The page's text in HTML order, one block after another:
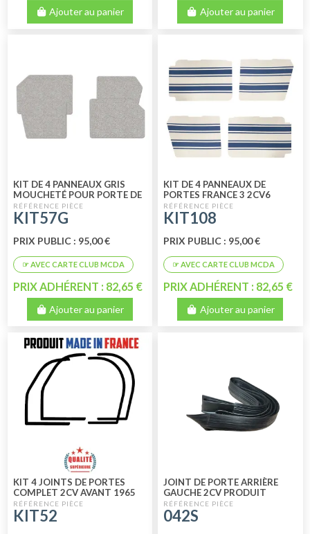
Ajouter au panier Ajouter au panier
KIT DE 4 PANNEAUX GRIS
MOUCHETÉ POUR PORTE DE
2 CV VERSION SUICIDE DE
1948 A 1964
KIT57G
PRIX PUBLIC : 95,00 €
PRIX ADHÉRENT : 82,65 €
Ajouter au panier
KIT DE 4 PANNEAUX DE
PORTES FRANCE 3 2CV6
PETIT MODELE
KIT108
PRIX PUBLIC : 95,00 €
PRIX ADHÉRENT : 82,65 €
Ajouter au panier
KIT 4 JOINTS DE PORTES
COMPLET 2CV AVANT 1965
MADE IN FRANCE
KIT52
JOINT DE PORTE ARRIÈRE
GAUCHE 2CV PRODUIT
FRANCAIS - PREMIUM PARTS
042S